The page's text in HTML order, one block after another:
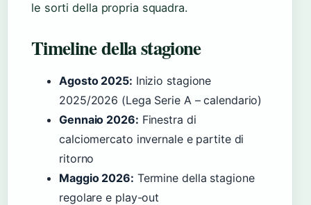
le sorti della propria squadra.
Timeline della stagione
Agosto 2025: Inizio stagione
2025/2026 (Lega Serie A – calendario)
Gennaio 2026: Finestra di
calciomercato invernale e partite di
ritorno
Maggio 2026: Termine della stagione
regolare e play-out